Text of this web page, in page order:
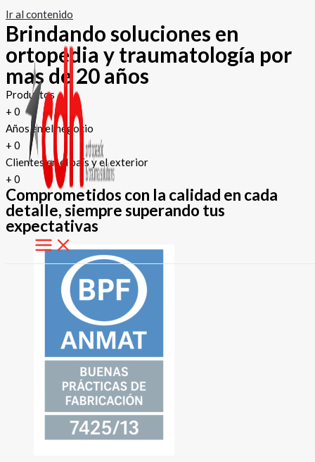
Ir al contenido
Brindando soluciones en
ortopedia y traumatología por
mas de 20 años
Productos
+ 0
Años en el negocio
+ 0
Clientes en el país y el exterior
+ 0
Comprometidos con la calidad en cada
detalle, siempre superando tus
expectativas